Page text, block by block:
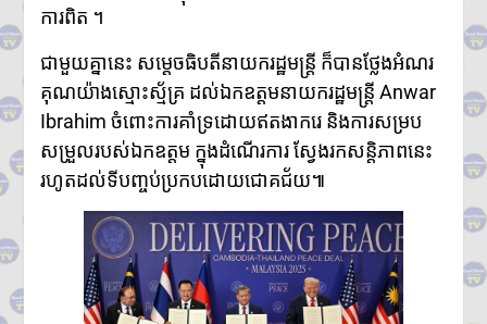
ការពិត ។
ជាមួយគ្នានេះ សម្តេចធិបតីនាយករដ្ឋមន្ត្រី ក៏បានថ្លែងអំណរ
គុណយ៉ាងស្មោះស្ម័គ្រ ដល់ឯកឧត្តមនាយករដ្ឋមន្ត្រី Anwar
Ibrahim ចំពោះការគាំទ្រដោយឥតងាករេ និងការសម្រប
សម្រួលរបស់ឯកឧត្តម ក្នុងដំណើរការ ស្វែងរកសន្តិភាពនេះ
រហូតដល់ទីបញ្ចប់ប្រកបដោយជោគជ័យ៕